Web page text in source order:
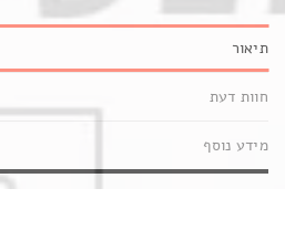
תיאור
חוות דעת
מידע נוסף